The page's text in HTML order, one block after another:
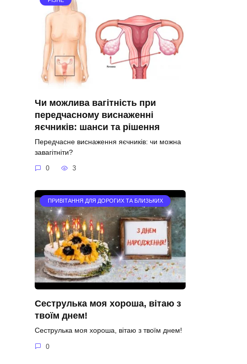
Чи можлива вагітність при
передчасному виснаженні
яєчників: шанси та рішення
Передчасне виснаження яєчників: чи можна
завагітніти?
0 3
ПРИВІТАННЯ ДЛЯ ДОРОГИХ ТА БЛИЗЬКИХ
Сеструлька моя хороша, вітаю з
твоїм днем!
Сеструлька моя хороша, вітаю з твоїм днем!
0